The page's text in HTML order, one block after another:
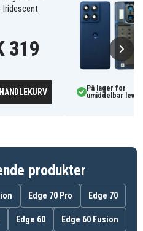
Iridescent
319
På lager for
umiddelbar
produkter
Edge 70 Pro Edge 70
Edge 60 Edge 60 Fusion